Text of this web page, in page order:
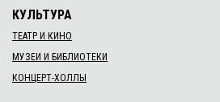
КУЛЬТУРА
ТЕАТР И КИНО
МУЗЕИ И БИБЛИОТЕКИ
КОНЦЕРТ-ХОЛЛЫ